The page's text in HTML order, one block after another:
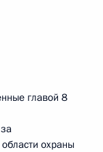
главой 8
охраны